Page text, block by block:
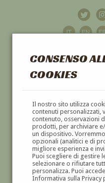
CONSENSO
COOKIES
Il nostro sito utilizza
contenuti personalizzati,
contenuto, osservazioni
prodotti, per archiviare
un dispositivo.
opzionali (analitici e di
migliore esperienza e
Puoi scegliere di gestire
selezionare o rifiutare
personalizza. Puoi
Informativa sulla
DIPINTI E